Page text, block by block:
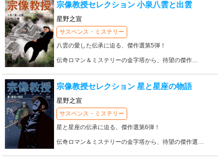
宗像教授セレクション 小泉八雲と出雲
星野之宣
サスペンス・ミステリー
八雲の愛した伝承に迫る、傑作選第5弾！
伝奇ロマン＆ミステリーの金字塔から、待望の傑作…
宗像教授セレクション 星と星座の物語
星野之宣
サスペンス・ミステリー
星と星座の伝承に迫る、傑作選第6弾！
伝奇ロマン＆ミステリーの金字塔から、待望の傑作選…